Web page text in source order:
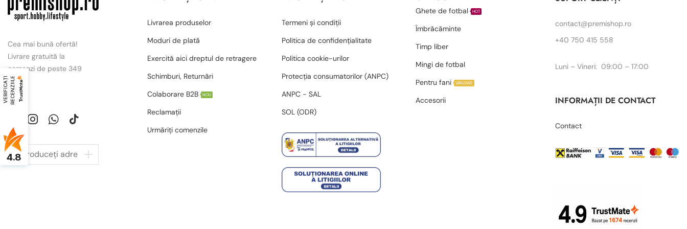
Cea mai bună ofertă!
Livrare gratuită la
comenzi de peste 349
lei.
Livrarea produselor
Moduri de plată
Exercită aici dreptul de retragere
Schimburi, Returnări
Colaborare B2B
NOU
Reclamații
Urmăriți comenzile
Termeni și condiții
Politica de confidențialitate
Politica cookie-urilor
Protecția consumatorilor (ANPC)
ANPC - SAL
SOL (ODR)
Ghete de fotbal HOT
Îmbrăcăminte
Timp liber
Mingi de fotbal
Pentru fani
VÂNZARE
Accesorii
contact@premishop.ro
+40 750 415 558
Luni – Vineri: 09:00 – 17:00
INFORMAȚII DE CONTACT
Contact
V
E
R
I
F
I
C
A
Ț
I
R
E
C
E
N
Z
I
I
LE
4.8